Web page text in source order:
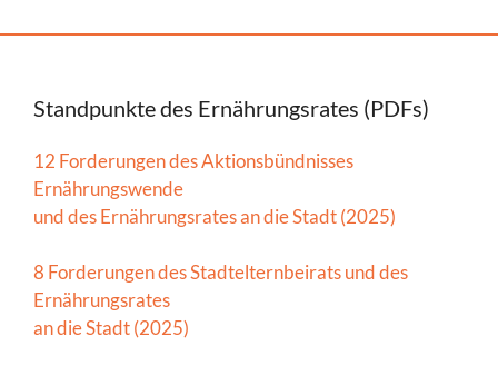
Standpunkte des Ernährungsrates (PDFs)
12 Forderungen des Aktionsbündnisses
Ernährungswende
und des Ernährungsrates an die Stadt (2025)
8 Forderungen des Stadtelternbeirats und des
Ernährungsrates
an die Stadt (2025)